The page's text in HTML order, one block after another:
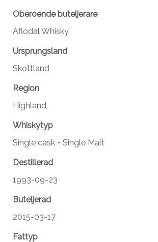
Oberoende buteljerare
Aflodal Whisky
Ursprungsland
Skottland
Region
Highland
Whiskytyp
Single cask
Single Malt
Destillerad
1993-09-23
Buteljerad
2015-03-17
Fattyp